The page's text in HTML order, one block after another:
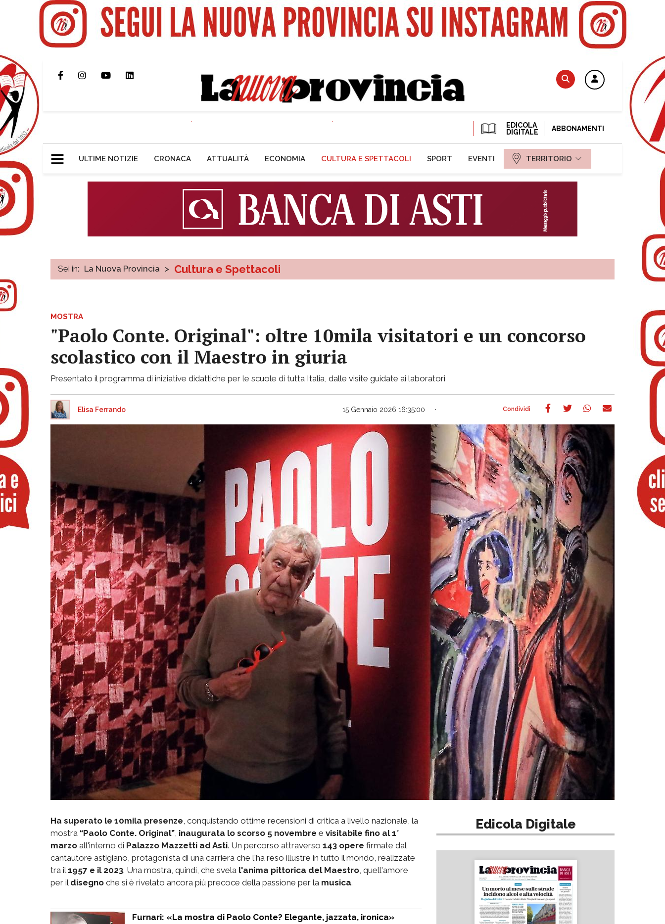
EDICOLA
DIGITALE
ABBONAMENTI
ULTIME NOTIZIE CRONACA ATTUALITÀ ECONOMIA CULTURA E SPETTACOLI SPORT EVENTI TERRITORIO
Sei in: La Nuova Provincia > Cultura e Spettacoli
MOSTRA
"Paolo Conte. Original": oltre 10mila visitatori e un concorso
scolastico con il Maestro in giuria
Presentato il programma di iniziative didattiche per le scuole di tutta Italia, dalle visite guidate ai laboratori
Elisa Ferrando 15 Gennaio 2026 16:35:00
Ha superato le 10mila presenze , conquistando ottime recensioni di critica a livello nazionale, la
mostra “Paolo Conte. Original” inaugurata lo scorso 5 novembre e visitabile fino al 1°
marzo all'interno di Palazzo Mazzetti ad Asti. Un percorso attraverso 143 opere firmate dal
cantautore astigiano, protagonista di una carriera che l'ha reso illustre in tutto il mondo, realizzate
tra il 1957 e il 2023. Una mostra, quindi, che svela l'anima pittorica del Maestro , quell'amore
per il disegno che si è rivelato ancora più precoce della passione per la musica.
Furnari: «La mostra di Paolo Conte? Elegante, jazzata, ironica»
Edicola Digitale